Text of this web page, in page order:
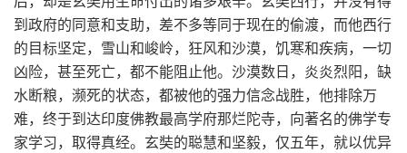
到政府的同意和支助，差不多等同于现在的偷渡，而他西行
的目标坚定，雪山和峻岭，狂风和沙漠，饥寒和疾病，一切
凶险，甚至死亡，都不能阻止他。沙漠数日，炎炎烈阳，缺
水断粮，濒死的状态，都被他的强力信念战胜，他排除万
难，终于到达印度佛教最高学府那烂陀寺，向著名的佛学专
家学习，取得真经。玄奘的聪慧和坚毅，仅五年，就以优异